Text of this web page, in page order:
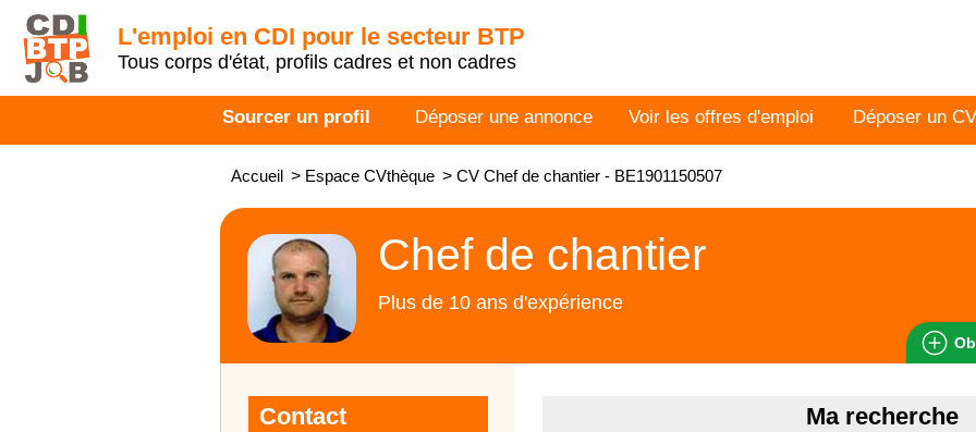
L'emploi en CDI pour le secteur BTP
Tous corps d'état, profils cadres et non cadres
Sourcer un profil Déposer une annonce Voir les offres d'emploi Déposer un CV
Accueil > Espace CVthèque > CV Chef de chantier - BE1901150507
Chef de chantier
Plus de 10 ans d'expérience
Contact Ma recherche